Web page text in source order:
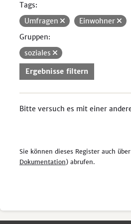
Tags:
Umfragen
Einwohner
Gruppen:
soziales
Ergebnisse filtern
Bitte versuch es mit einer
Sie können dieses Register auch
Dokumentation) abrufen.